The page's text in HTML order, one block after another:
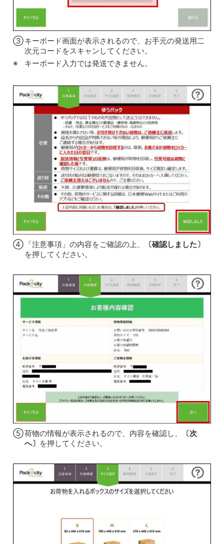
③キーボード画面が表示されるので、お手元の発送用二
次元コードをスキャンしてください。
キーボード入力では発送できません。
④ 「注意事項」の内容をご確認の上、
〔確認しました〕
を押してください。
⑤荷物の情報が表示されるので、内容を確認し、
〔次
へ〕 を押してください。